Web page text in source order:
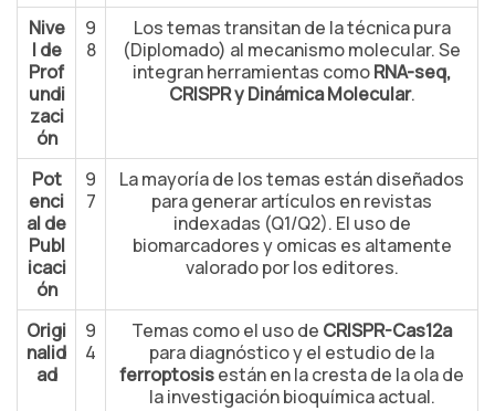
Nive
l de
Prof
undi
zaci
ón
9
8
Los temas transitan de la técnica pura
(Diplomado) al mecanismo molecular. Se
integran herramientas comoRNA-seq,
CRISPR y Dinámica Molecular.
Pot
enci
al de
Publ
icaci
ón
9
7
La mayoría de los temas están diseñados
para generar artículos en revistas
indexadas (Q1/Q2). El uso de
biomarcadores y omicas es altamente
valorado por los editores.
Origi
nalid
ad
9
4
Temas como el uso de CRISPR-Cas12a
para diagnóstico y el estudio de la
ferroptosisestán en la cresta de la ola de
la investigación bioquímica actual.